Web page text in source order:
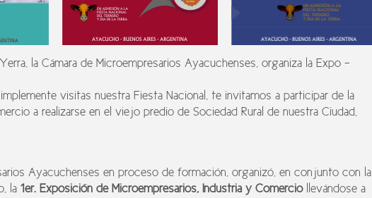
la Cámara de Microempresarios Ayacuchenses, organiza la Expo -
visitas nuestra Fiesta Nacional, te invitamos a participar de la
a realizarse en el viejo predio de Sociedad Rural de nuestra Ciudad,
Ayacuchenses en proceso de formación, organizó, en conjunto con la
la 1er. Exposición de Microempresarios, Industria y Comerciollevándose a